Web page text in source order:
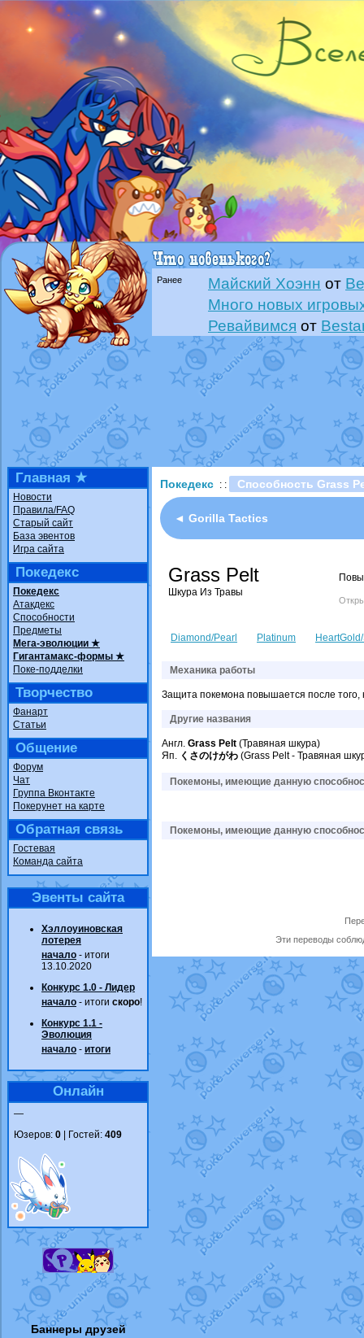
Ранее Майский Хоэнн от
Много новых
Ревайвимся от
Всё, трындец
Технические
доброе утро славяне
Йолда и Мимикью
от
Недовольный
The Dark Wishmaker
шадоу спиритомбот
траббишот
Raging Bolt
Shadow mismagius
Главная ★
Новости
Правила/FAQ
Старый сайт
База эвентов
Игра сайта
Покедекс
Покедекс
Атакдекс
Способности
Предметы
Мега-эволюции ★
Гигантамакс-формы ★
Поке-подделки
Творчество
Фанарт
Статьи
Общение
Форум
Чат
Группа Вконтакте
Покерунет на карте
Обратная связь
Гостевая
Команда сайта
Эвенты сайта
Хэллоуиновская
лотерея
начало - итоги
13.10.2020
Конкурс 1.0 - Лидер
начало - итоги скоро!
Конкурс 1.1 -
Эволюция
начало - итоги
Онлайн
—
Юзеров: 0 | Гостей: 409
Баннеры друзей
Покедекс : : Способность Grass
◄ Gorilla Tactics
Grass Pelt
Шкура Из Травы
Diamond/Pearl Platinum
Механика работы
Защита покемона повышается после
Другие названия
Англ. Grass Pelt (Травяная шкура)
Яп. くさのけがわ (Grass Pelt - Травяная
Покемоны, имеющие данную
Покемоны, имеющие данную
Эти переводы